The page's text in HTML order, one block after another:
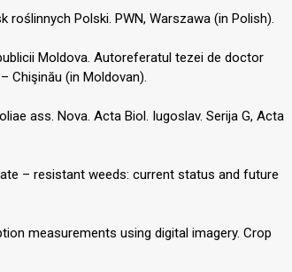
Polski. PWN, Warszawa (in Polish).
Moldova. Autoreferatul tezei de doctor
Chişinău (in Moldovan).
ass. Nova. Acta Biol. Iugoslav. Serija G, Acta
– resistant weeds: current status and future
measurements using digital imagery. Crop